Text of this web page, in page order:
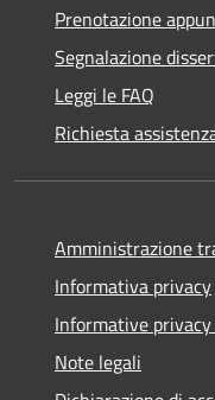
Prenotazione
Segnalazione
Leggi le FAQ
Richiesta
Amministrazione
Informativa privacy
Informative
Note legali